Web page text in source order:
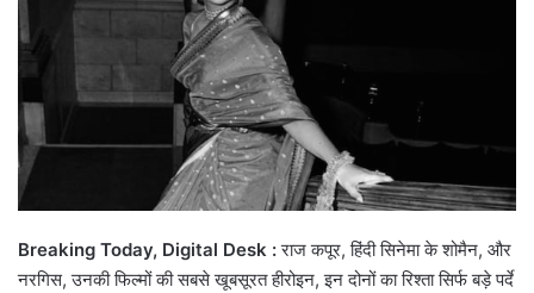
Breaking Today, Digital Desk :राज कपूर, हिंदी सिनेमा के शोमैन, और
नरगिस, उनकी फिल्मों की सबसे खूबसूरत हीरोइन, इन दोनों का रिश्ता सिर्फ बड़े पर्दे